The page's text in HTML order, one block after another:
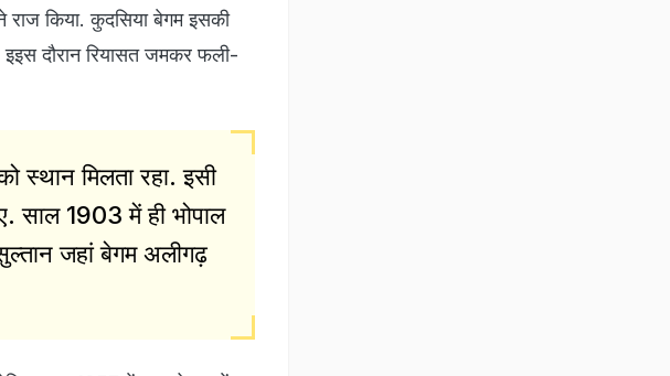
किया. कुदसिया बेगम इसकी
दौरान रियासत जमकर फली-
स्थान मिलता रहा. इसी
साल 1903 में ही भोपाल
जहां बेगम अलीगढ़